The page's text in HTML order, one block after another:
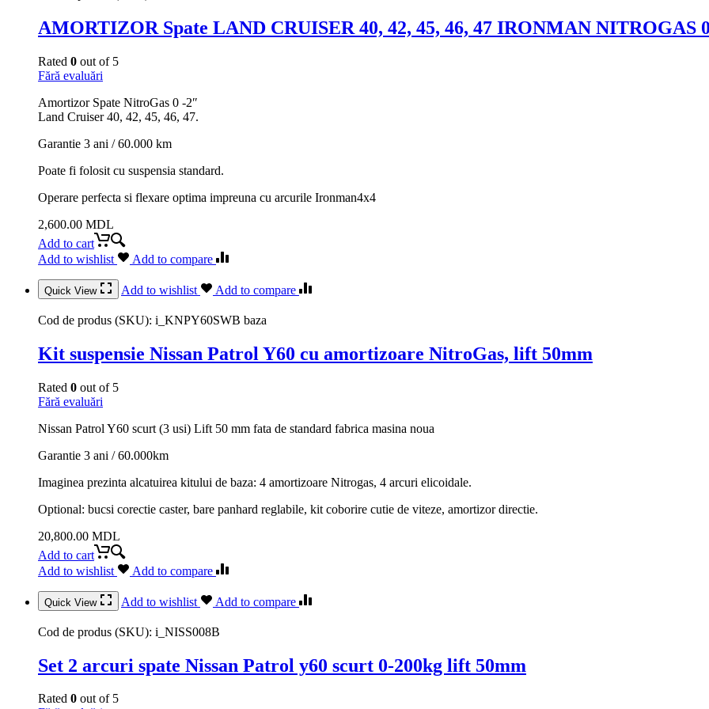
AMORTIZOR Spate LAND CRUISER 40, 42, 45, 46, 47 IRONMAN NITROGAS
Rated 0 out of 5
Fără evaluări
Amortizor Spate NitroGas 0 -2″
Land Cruiser 40, 42, 45, 46, 47.
Garantie 3 ani / 60.000 km
Poate fi folosit cu suspensia standard.
Operare perfecta si flexare optima impreuna cu arcurile Ironman4x4
2,600.00 MDL
Add to cart
Add to wishlist
Add to compare
Quick View Add to wishlist Add to compare
Cod de produs (SKU): i_KNPY60SWB baza
Kit suspensie Nissan Patrol Y60 cu amortizoare NitroGas, lift 50mm
Rated 0 out of 5
Fără evaluări
Nissan Patrol Y60 scurt (3 usi) Lift 50 mm fata de standard fabrica masina noua
Garantie 3 ani / 60.000km
Imaginea prezinta alcatuirea kitului de baza: 4 amortizoare Nitrogas, 4 arcuri elicoidale.
Optional: bucsi corectie caster, bare panhard reglabile, kit coborire cutie de viteze, amortizor directie.
20,800.00 MDL
Add to cart
Add to wishlist
Add to compare
Quick View Add to wishlist Add to compare
Cod de produs (SKU): i_NISS008B
Set 2 arcuri spate Nissan Patrol y60 scurt 0-200kg lift 50mm
Rated 0 out of 5